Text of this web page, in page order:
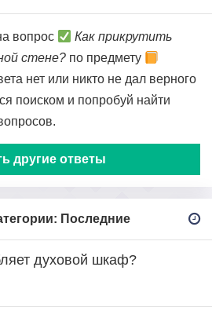
вопрос
Как прикрутить
стене? по предмету
нет или никто не дал верного
поиском и попробуй найти
другие ответы
Последние
духовой шкаф?